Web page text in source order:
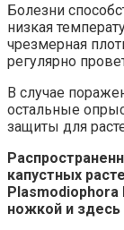
Болезни
низкая
чрезмерная
регулярно
В случае
остальные
защиты для
капустных
Plasmodiophora
ножкой и